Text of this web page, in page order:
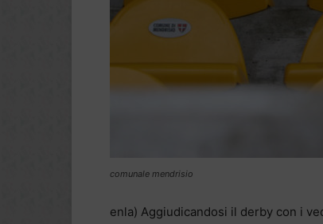
comunale mendrisio
enla) Aggiudicandosi il derby con i